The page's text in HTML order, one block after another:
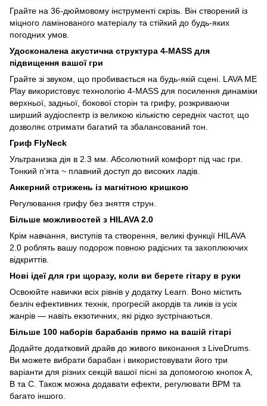
Грайте на 36-дюймовому інструменті скрізь. Він створений із
міцного ламінованого матеріалу та стійкий до будь-яких
погодних умов.
Удосконалена акустична структура 4-MASS для
підвищення вашої гри
Грайте зі звуком, що пробивається на будь-якій сцені. LAVA ME
Play використовує технологію 4-MASS для посилення динаміки
верхньої, задньої, бокової сторін та грифу, розкриваючи
ширший аудіоспектр із великою кількістю середніх частот, що
дозволяє отримати багатий та збалансований тон.
Гриф FlyNeck
Ультранизка дія в 2.3 мм. Абсолютний комфорт під час гри.
Тонкий п'ята ~ плавний доступ до високих ладів.
Анкерний стрижень із магнітною кришкою
Регулювання грифу без зняття струн.
Більше можливостей з HILAVA 2.0
Крім навчання, виступів та створення, великі функції HILAVA
2.0 роблять вашу подорож повною радісних та захоплюючих
відкриттів.
Нові ідеї для гри щоразу, коли ви берете гітару в руки
Освоюйте навички всіх рівнів у додатку Learn. Воно містить
безліч ефективних технік, прогресій акордів та ликів із усіх
жанрів — навіть екзотичних, які рідко зустрічаються.
Більше 100 наборів барабанів прямо на вашій гітарі
Додайте додатковий драйв до живого виконання з LiveDrums.
Ви можете вибрати барабан і використовувати його три
варіанти для різних секцій вашої пісні за допомогою кнопок A,
B та C. Також можна додавати ефекти, регулювати BPM та
багато іншого.